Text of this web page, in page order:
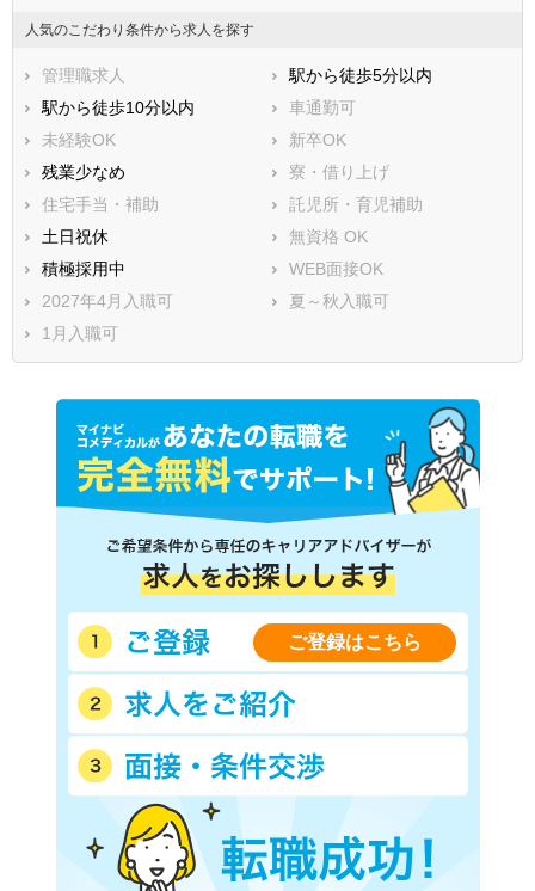
人気のこだわり条件から求人を探す
管理職求人
駅から徒歩5分以内
駅から徒歩10分以内
車通勤可
未経験OK
新卒OK
残業少なめ
寮・借り上げ
住宅手当・補助
託児所・育児補助
土日祝休
無資格 OK
積極採用中
WEB面接OK
2027年4月入職可
夏～秋入職可
1月入職可
ご登録はこちら